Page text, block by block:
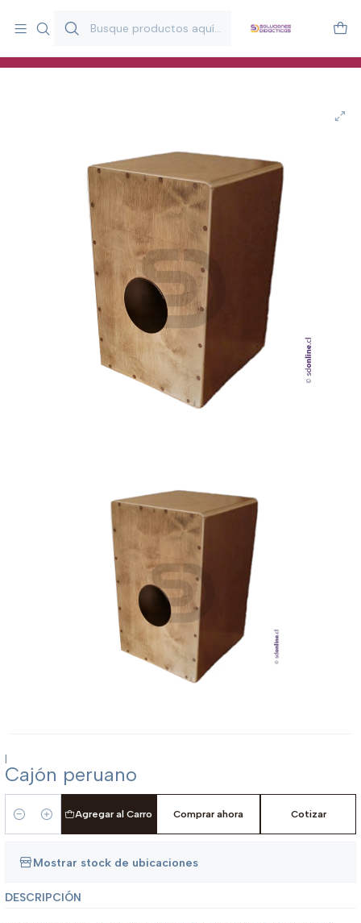
y estimulación infantil en Chile.
Especialistas en recursos educativos para aulas, terapeutas y
|
Cajón peruano
Cantidad
Agregar al Carro Comprar ahora Cotizar
Mostrar stock de ubicaciones
DESCRIPCIÓN